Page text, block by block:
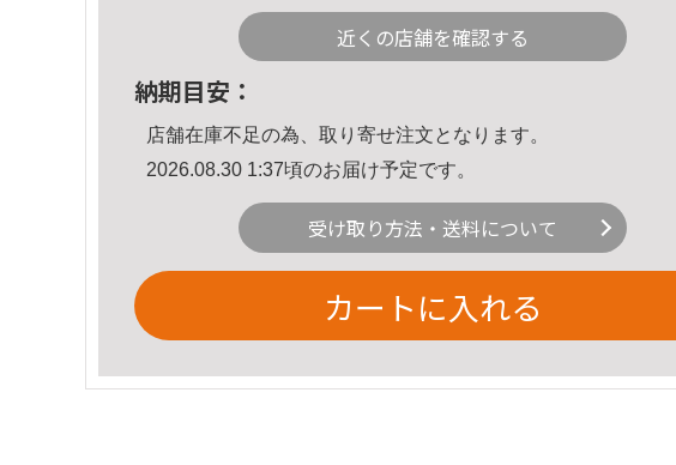
近くの店舗を確認する
納期目安：
店舗在庫不足の為、取り寄せ注文となります。
2026.08.30 1:37頃のお届け予定です。
受け取り方法・送料について
カートに入れる